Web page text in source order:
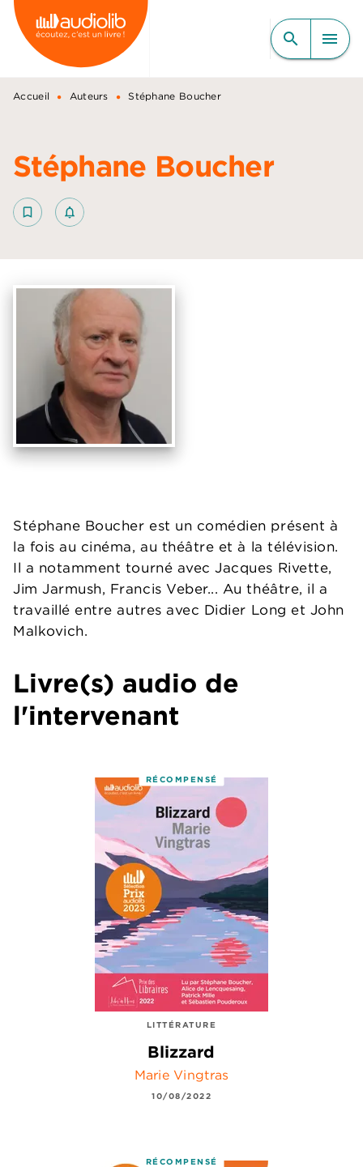
MENU RECHERCHE
CONTENU
PIED DE PAGE
search menu
Accueil • Auteurs • Stéphane Boucher
Stéphane Boucher
bookmark_border notifications_none_outlined
Stéphane Boucher est un comédien présent à
la fois au cinéma, au théâtre et à la télévision.
Il a notamment tourné avec Jacques Rivette,
Jim Jarmush, Francis Veber... Au théâtre, il a
travaillé entre autres avec Didier Long et John
Malkovich.
Livre(s) audio de
l'intervenant
RÉCOMPENSÉ
LITTÉRATURE
Blizzard
Marie Vingtras
10/08/2022
RÉCOMPENSÉ